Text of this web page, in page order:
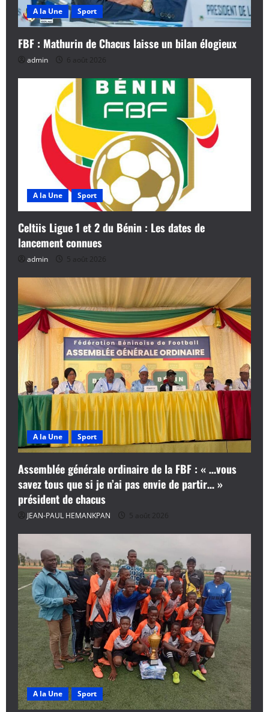
A la Une Sport
FBF : Mathurin de Chacus laisse un bilan élogieux
admin 6 août 2026
A la Une Sport
Celtiis Ligue 1 et 2 du Bénin : Les dates de
lancement connues
admin 5 août 2026
A la Une Sport
Assemblée générale ordinaire de la FBF : « …vous
savez tous que si je n’ai pas envie de partir… »
président de chacus
JEAN-PAUL HEMANKPAN 5 août 2026
A la Une Sport